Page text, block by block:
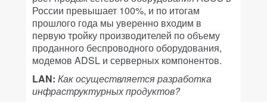
России превышает 100%, и по итогам
прошлого года мы уверенно входим в
первую тройку производителей по объему
проданного беспроводного оборудования,
модемов ADSL и серверных компонентов.
LAN: Как осуществляется разработка
инфраструктурных продуктов?